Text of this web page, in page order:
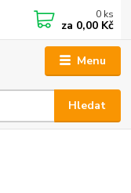
Menu
Hledat
0 ks
za 0,00 Kč